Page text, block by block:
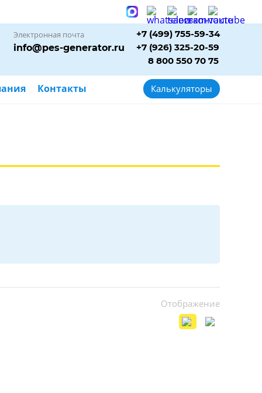
Электронная почта
info@pes-generator.ru
+7 (499) 755-59-34
+7 (926) 325-20-59
8 800 550 70 75
Контакты Калькуляторы
Отображение